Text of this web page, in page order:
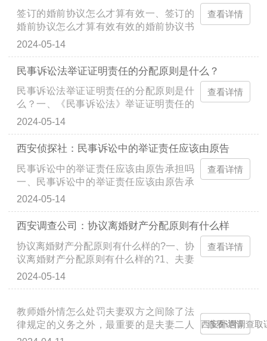
签订的婚前协议怎么才算有效一、签订的
婚前协议怎么才算有效有效的婚前协议书
必须符合以下条件：1、内容必须是当事人
为。2、内容合法，公平...
2024-05-14
查看详情
民事诉讼法举证证明责任的分配原则是什么？
民事诉讼法举证证明责任的分配原则是什
么？一、《民事诉讼法》举证证明责任的
分配原则是什么？《民事诉讼法》举证证
事人对自己提出的主...
2024-05-14
查看详情
西安侦探社：民事诉讼中的举证责任应该由原告
民事诉讼中的举证责任应该由原告承担吗
一、民事诉讼中的举证责任应该由原告承
担吗?民事诉讼中的举证责任不是全部由原
证。《中华人民共和国...
2024-05-14
查看详情
西安调查公司：协议离婚财产分配原则有什么样
协议离婚财产分配原则有什么样的?一、协
议离婚财产分配原则有什么样的?1、夫妻
之间对财产的协议优先。夫妻的共同财产
2024-05-14
查看详情
西安外遇调查取
教师婚外情怎么处罚夫妻双方之间除了法
律规定的义务之外，最重要的是夫妻二人
应该真心相待，彼此关爱。如果夫妻双方
查看详情